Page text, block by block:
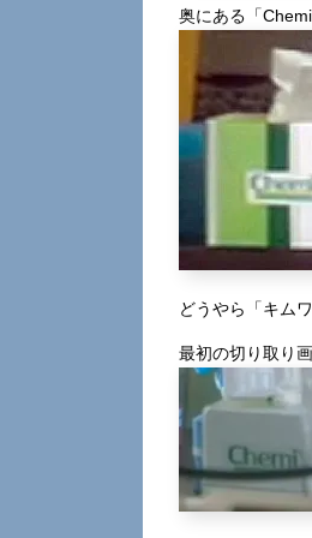
奥にある「
どうやら「キム
最初の切り取り画